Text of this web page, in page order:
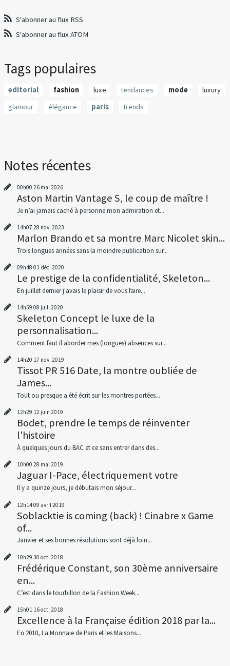
S'abonner au flux RSS
S'abonner au flux ATOM
Tags populaires
editorial fashion luxe tendances mode
luxury
glamour
élégance paris trends
Notes récentes
00h00 26 mai 2026
Aston Martin Vantage S, le coup de maître !
Je n’ai jamais caché à personne mon admiration et...
14h07 28 nov. 2023
Marlon Brando et sa montre Marc Nicolet skin...
Trois longues années sans la moindre publication sur...
09h48 01 déc. 2020
Le prestige de la confidentialité, Skeleton...
En juillet dernier j'avais le plaisir de vous faire...
14h59 08 juil. 2020
Skeleton Concept le luxe de la
personnalisation...
Comment faut il aborder mes (longues) absences sur...
14h20 17 nov. 2019
Tissot PR 516 Date, la montre oubliée de
James...
Tout ou presque a été écrit sur les montres portées...
12h29 12 juin 2019
Bodet, prendre le temps de réinventer
l'histoire
À quelques jours du BAC et ce sans entrer dans des...
10h00 28 mai 2019
Jaguar I-Pace, électriquement votre
Il y a quinze jours, je débutais mon séjour...
12h1409 avril 2019
Soblacktie is coming (back) ! Cinabre x Game
of...
Janvier et ses bonnes résolutions sont déjà loin...
10h29 30 oct. 2018
Frédérique Constant, son 30ème anniversaire
en...
C’est dans le tourbillon de la Fashion Week...
15h01 16oct. 2018
Excellence à la Française édition 2018 par la...
En 2010, La Monnaie de Paris et les Maisons...